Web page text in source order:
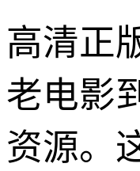
高清正
老电影
资源。